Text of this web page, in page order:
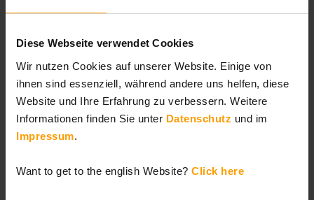
Diese Webseite verwendet Cookies
Wir nutzen Cookies auf unserer Website. Einige von
ihnen sind essenziell, während andere uns helfen, diese
Website und Ihre Erfahrung zu verbessern. Weitere
Informationen finden Sie unter Datenschutz und im
Impressum.
Want to get to the english Website? Click here
Deutsch, mit deutschsprachigen
Trainingsunterlagen und einer deutschen Prüfung
anbieten zu können.Hier geht es zur Anmeldung.
Kategorien